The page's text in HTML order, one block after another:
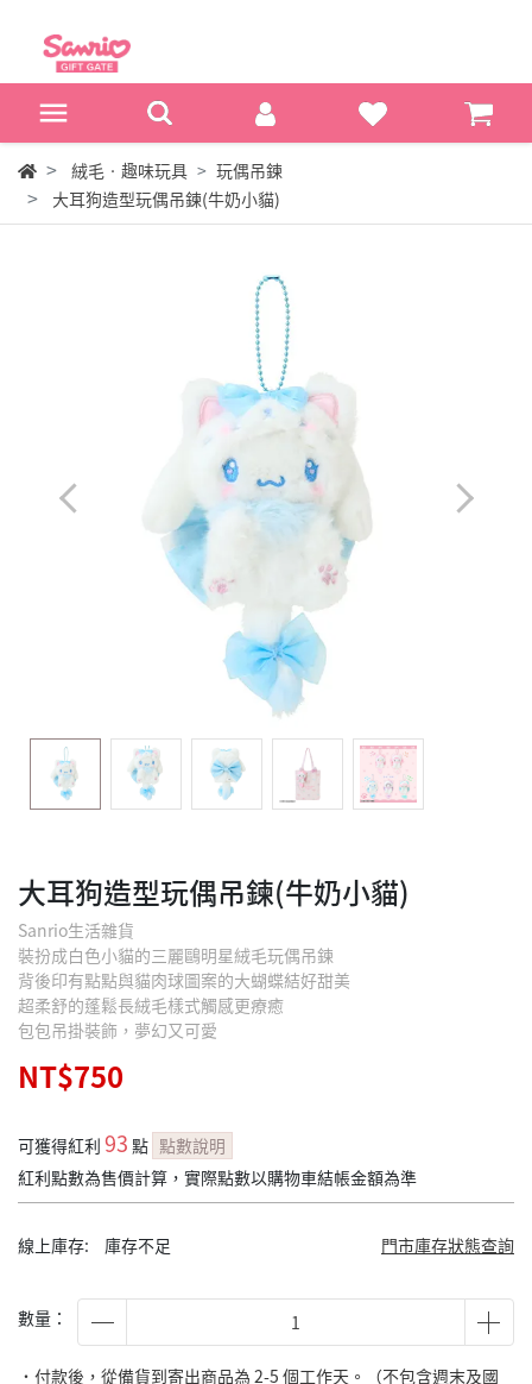
絨毛‧趣味玩具
玩偶吊鍊
大耳狗造型玩偶吊鍊(牛奶小貓)
大耳狗造型玩偶吊鍊(牛奶小貓)
Sanrio生活雜貨
裝扮成白色小貓的三麗鷗明星絨毛玩偶吊鍊
背後印有點點與貓肉球圖案的大蝴蝶結好甜美
超柔舒的蓬鬆長絨毛樣式觸感更療癒
包包吊掛裝飾，夢幻又可愛
NT$750
可獲得紅利 93 點 點數說明
紅利點數為售價計算，實際點數以購物車結帳金額為準
線上庫存: 庫存不足 門市庫存狀態查詢
數量：
˙付款後，從備貨到寄出商品為 2-5 個工作天。（不包含週末及國